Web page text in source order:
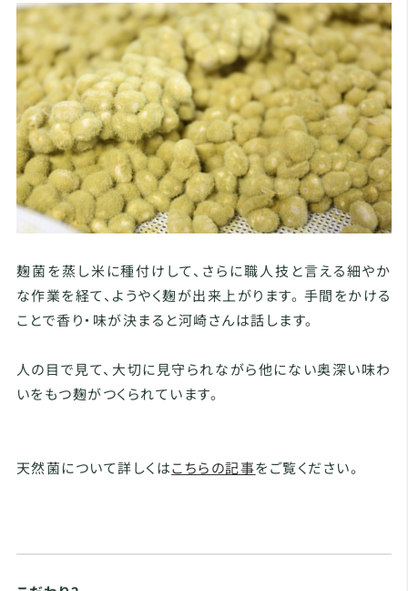
麹菌を蒸し米に種付けして、さらに職人技と言える細やか
な作業を経て、ようやく麹が出来上がります。 手間をかける
ことで香り・味が決まると河崎さんは話します。
人の目で見て、大切に見守られながら他にない奥深い味わ
いをもつ麹がつくられています。
天然菌について詳しくはこちらの記事をご覧ください。